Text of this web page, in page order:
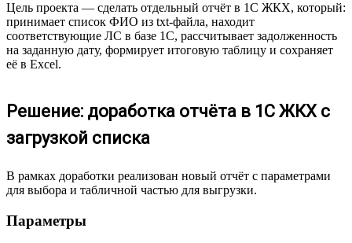
Цель проекта — сделать отдельный отчёт в 1С ЖКХ, который:
принимает список ФИО из txt-файла, находит
соответствующие ЛС в базе 1С, рассчитывает задолженность
на заданную дату, формирует итоговую таблицу и сохраняет
её в Excel.
Решение: доработка отчёта в 1С ЖКХ с
загрузкой списка
В рамках доработки реализован новый отчёт с параметрами
для выбора и табличной частью для выгрузки.
Параметры